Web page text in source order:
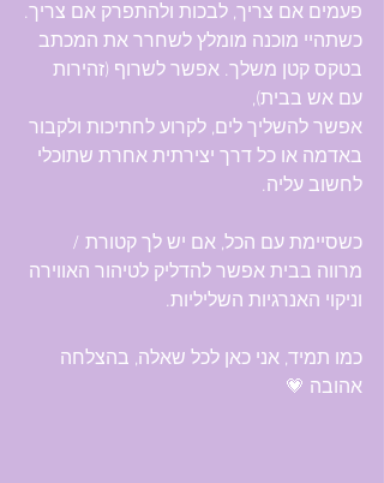
פעמים אם צריך, לבכות ולהתפרק אם צריך.
כשתהיי מוכנה מומלץ לשחרר את המכתב
בטקס קטן משלך. אפשר לשרוף (זהירות
עם אש בבית),
אפשר להשליך לים, לקרוע לחתיכות ולקבור
באדמה או כל דרך יצירתית אחרת שתוכלי
לחשוב עליה.
כשסיימת עם הכל, אם יש לך קטורת /
מרווה בבית אפשר להדליק לטיהור האווירה
וניקוי האנרגיות השליליות.
כמו תמיד, אני כאן לכל שאלה, בהצלחה
אהובה 💗